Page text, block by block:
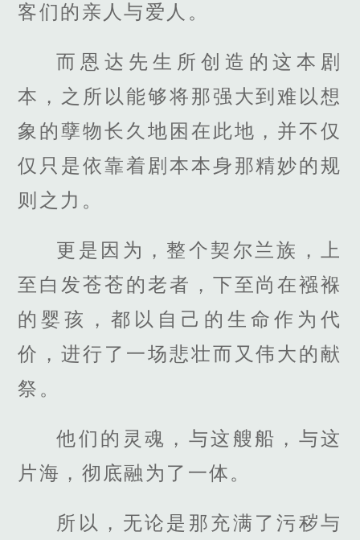
客们的亲人与爱人。
而恩达先生所创造的这本剧
本，之所以能够将那强大到难以想
象的孽物长久地困在此地，并不仅
仅只是依靠着剧本本身那精妙的规
则之力。
更是因为，整个契尔兰族，上
至白发苍苍的老者，下至尚在襁褓
的婴孩，都以自己的生命作为代
价，进行了一场悲壮而又伟大的献
祭。
他们的灵魂，与这艘船，与这
片海，彻底融为了一体。
所以，无论是那充满了污秽与